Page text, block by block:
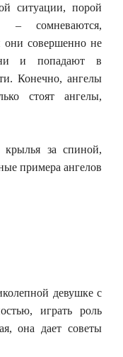
ситуации, порой
– сомневаются,
совершенно не
и попадают в
Конечно, ангелы
стоят ангелы,
крылья за спиной,
примера ангелов
девушке с
играть роль
она дает советы